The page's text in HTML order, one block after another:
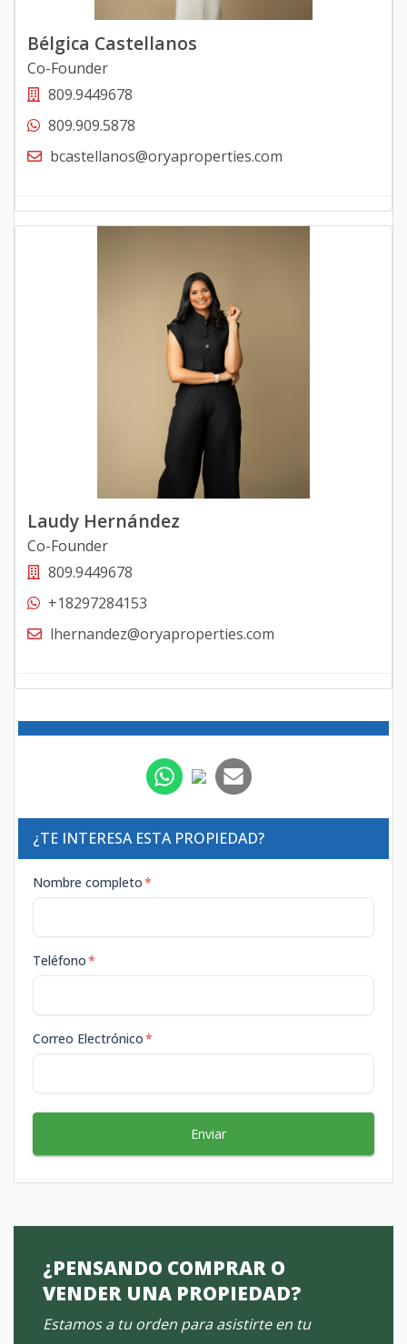
Bélgica Castellanos
Co-Founder
809.9449678
809.909.5878
bcastellanos@oryaproperties.com
Laudy Hernández
Co-Founder
809.9449678
+18297284153
lhernandez@oryaproperties.com
¿TE INTERESA ESTA PROPIEDAD?
Nombre completo*
Teléfono*
Correo Electrónico*
Enviar
¿PENSANDO COMPRAR O
VENDER UNA PROPIEDAD?
Estamos a tu orden para asistirte en tu